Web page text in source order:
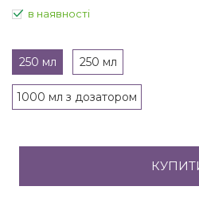
в наявності
250 мл 250 мл
1000 мл з дозатором